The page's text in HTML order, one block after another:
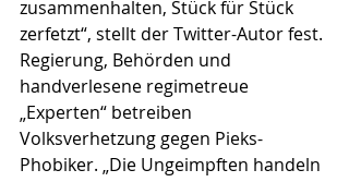
zusammenhalten, Stück für Stück
zerfetzt“, stellt der Twitter-Autor fest.
Regierung, Behörden und
handverlesene regimetreue
„Experten“ betreiben
Volksverhetzung gegen Pieks-
Phobiker. „Die Ungeimpften handeln